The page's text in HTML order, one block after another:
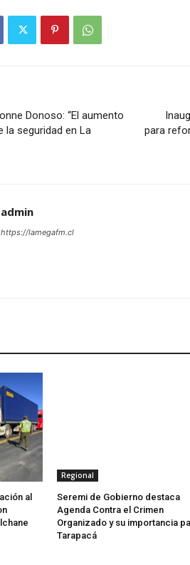
Donoso: “El aumento
la seguridad en La
para
admin
https://lamegafm.cl
al
Regional
Seremi de Gobierno destaca
Agenda Contra el Crimen
Organizado y su importancia
Tarapacá